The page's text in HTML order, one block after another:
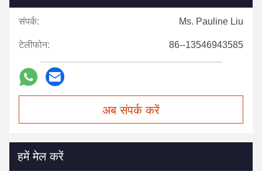
संपर्क: Ms. Pauline Liu
टेलीफोन: 86--13546943585
अब संपर्क करें
हमें मेल करें